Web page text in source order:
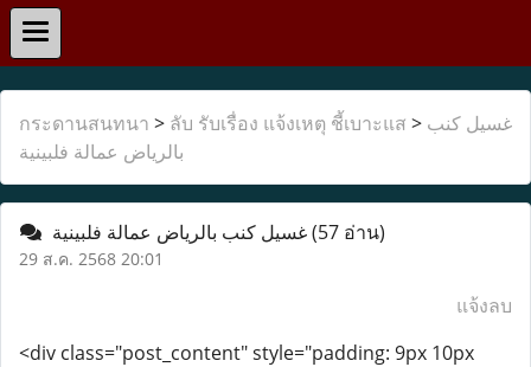
กระดานสนทนา > ลับ รับเรื่อง แจ้งเหตุ ชี้เบาะแส > غسيل كنب
بالرياض عمالة فلبينية
(57 อ่าน)
29 ส.ค. 2568 20:01
แจ้งลบ
<div class="post_content" style="padding: 9px 10px